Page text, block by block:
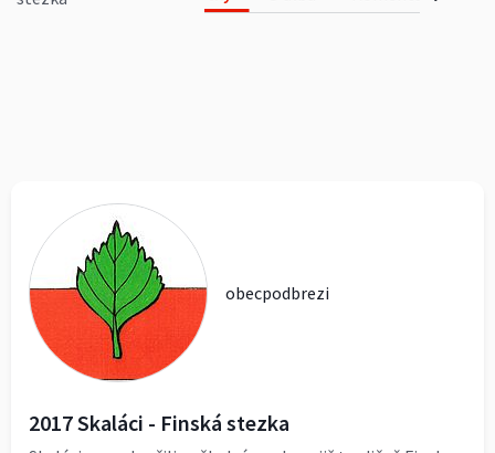
obecpodbrezi
2017 Skaláci - Finská stezka